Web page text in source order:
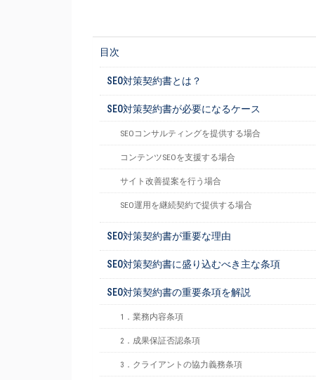
目次
SEO対策契約書とは？
SEO対策契約書が必要になるケース
SEOコンサルティングを提供する場合
コンテンツSEOを支援する場合
サイト改善提案を行う場合
SEO運用を継続契約で提供する場合
SEO対策契約書が重要な理由
SEO対策契約書に盛り込むべき主な条項
SEO対策契約書の重要条項を解説
1．業務内容条項
2．成果保証否認条項
3．クライアントの協力義務条項